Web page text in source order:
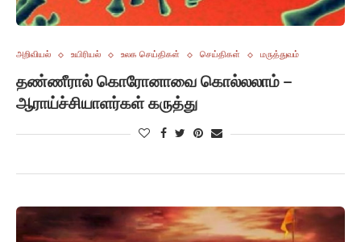
அறிவியல் உயிரியல் உலக செய்திகள் செய்திகள் மருத்துவம்
தண்ணீரால் கொரோனாவை கொல்லலாம் –
ஆராய்ச்சியாளர்கள் கருத்து